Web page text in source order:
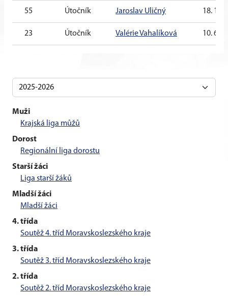
55 Útočník Jaroslav Uličný 18. 10.
23 Útočník Valérie Vahalíková 10. 6.
Muži
Krajská liga můžů
Dorost
Regionální liga dorostu
Starší žáci
Liga starší žáků
Mladší žáci
Mladší žáci
4. třída
Soutěž 4. tříd Moravskoslezského kraje
3. třída
Soutěž 3. tříd Moravskoslezského kraje
2. třída
Soutěž 2. tříd Moravskoslezského kraje